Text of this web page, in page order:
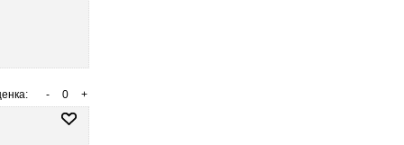
+
0
-